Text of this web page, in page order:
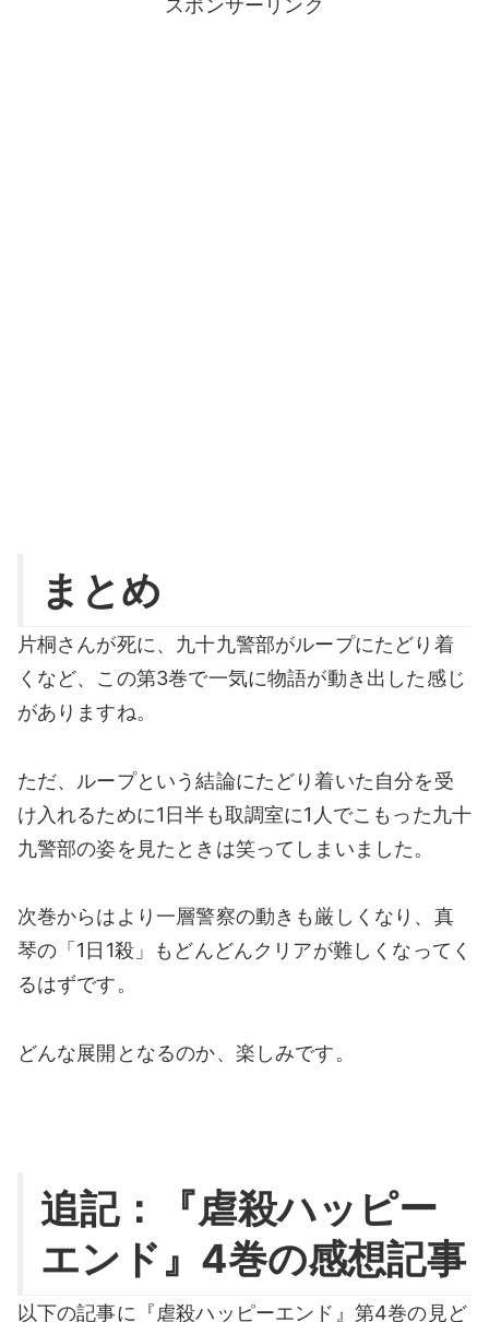
スポンサーリンク
まとめ
片桐さんが死に、九十九警部がループにたどり着
くなど、この第3巻で一気に物語が動き出した感じ
がありますね。
ただ、ループという結論にたどり着いた自分を受
け入れるために1日半も取調室に1人でこもった九十
九警部の姿を見たときは笑ってしまいました。
次巻からはより一層警察の動きも厳しくなり、真
琴の「1日1殺」もどんどんクリアが難しくなってく
るはずです。
どんな展開となるのか、楽しみです。
追記：『虐殺ハッピー
エンド』4巻の感想記事
以下の記事に『虐殺ハッピーエンド』第4巻の見ど